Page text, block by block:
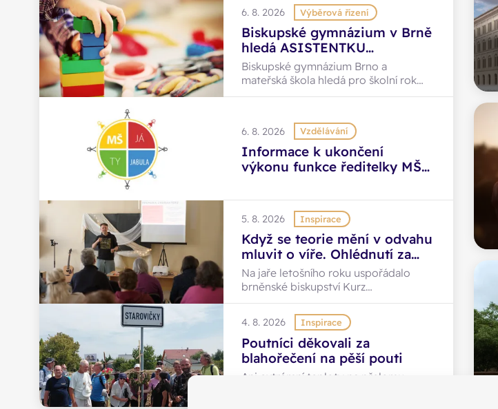
6. 8. 2026 Výběrová řízení
Biskupské gymnázium v Brně
hledá ASISTENTKU
PEDAGOGA do mateřské
školy
Biskupské gymnázium Brno a
mateřská škola hledá pro školní rok
2026/2027 asistentku pedagoga do
podpora dítěte se speciálními
vzdělávacími potřebami při vzdělávání,
každodenních činnostech a
začleňování do kolektivu.
6. 8. 2026 Vzdělávání
Informace k ukončení
výkonu funkce ředitelky MŠ
5. 8. 2026 Inspirace
Když se teorie mění v odvahu
mluvit o víře. Ohlédnutí za
evangelizačním kurzem
Na jaře letošního roku uspořádalo
brněnské biskupství Kurz
evangelizace. Jak probíhal a jaké
přinesl plody? Nabízíme krátké
ohlédnutí.
4. 8. 2026 Inspirace
Poutníci děkovali za
blahořečení na pěší pouti
Ani extrémní teploty na přelomu